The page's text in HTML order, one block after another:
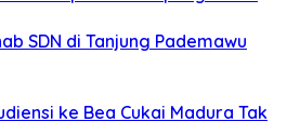
SDN di Tanjung Pademawu
ke Bea Cukai Madura Tak